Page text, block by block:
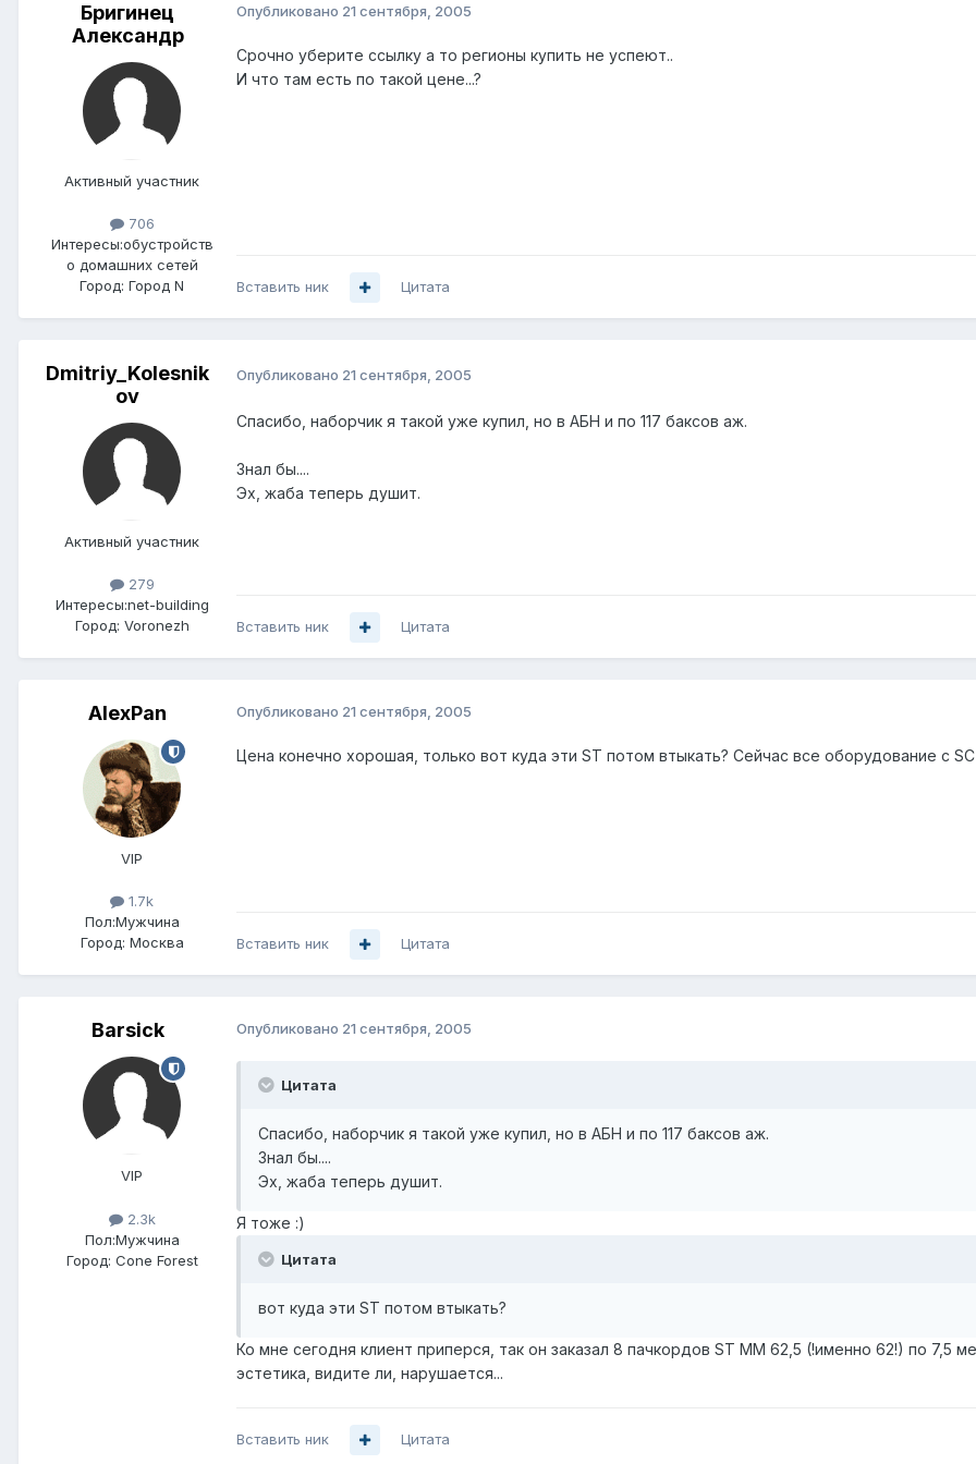
Бригинец
Александр
Активный участник
706
Интересы:обустройств
о домашних сетей
Город: Город N
Опубликовано 21 сентября, 2005
Срочно уберите ссылку а то регионы купить не успеют..
И что там есть по такой цене...?
Вставить ник Цитата
Dmitriy_Kolesnik
ov
Активный участник
279
Интересы:net-building
Город: Voronezh
Опубликовано 21 сентября, 2005
Спасибо, наборчик я такой уже купил, но в АБН и по 117 баксов аж.
Знал бы....
Эх, жаба теперь душит.
Вставить ник Цитата
AlexPan
VIP
1.7k
Пол:Мужчина
Город: Москва
Опубликовано 21 сентября, 2005
Цена конечно хорошая, только вот куда эти ST потом втыкать? Сейчас все оборудование с SC
Вставить ник Цитата
Barsick
VIP
2.3k
Пол:Мужчина
Город: Cone Forest
Опубликовано 21 сентября, 2005
Цитата
Спасибо, наборчик я такой уже купил, но в АБН и по 117 баксов аж.
Знал бы....
Эх, жаба теперь душит.
Я тоже :)
Цитата
вот куда эти ST потом втыкать?
Ко мне сегодня клиент приперся, так он заказал 8 пачкордов ST ММ 62,5 (!именно 62!) по 7,5
эстетика, видите ли, нарушается...
Вставить ник Цитата